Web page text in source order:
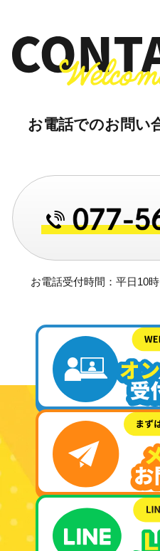
お電話でのお問い
お電話受付時間：平日10